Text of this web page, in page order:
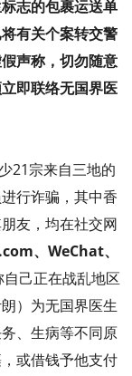
志的包裹运送单
有关个案转交警
声称，切勿随意
即联络无国界医
21宗来自三地的
行诈骗，其中香
友，均在社交网
、WeChat、
己正在战乱地区
）为无国界医生
、生病等不同原
或借钱予他支付